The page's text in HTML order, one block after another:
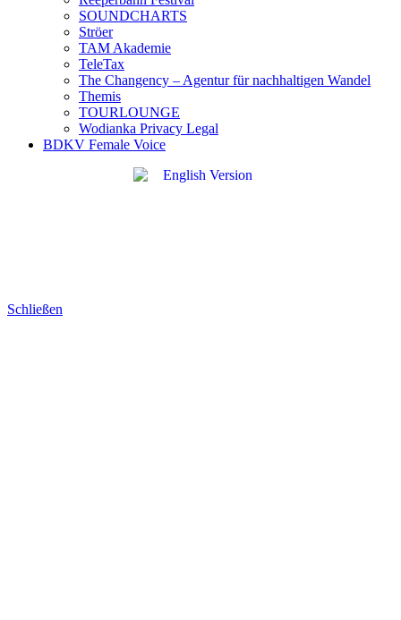
SOUNDCHARTS
Ströer
TAM Akademie
TeleTax
The Changency – Agentur für nachhaltigen Wandel
Themis
TOURLOUNGE
Wodianka Privacy Legal
BDKV Female Voice
Schließen